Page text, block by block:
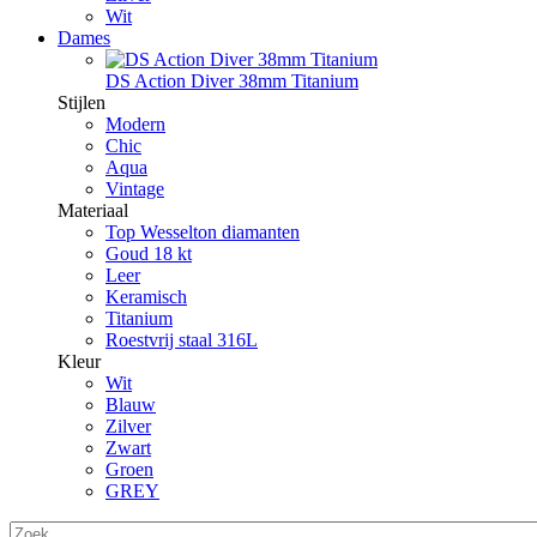
Wit
Dames
DS Action Diver 38mm Titanium
Stijlen
Modern
Chic
Aqua
Vintage
Materiaal
Top Wesselton diamanten
Goud 18 kt
Leer
Keramisch
Titanium
Roestvrij staal 316L
Kleur
Wit
Blauw
Zilver
Zwart
Groen
GREY